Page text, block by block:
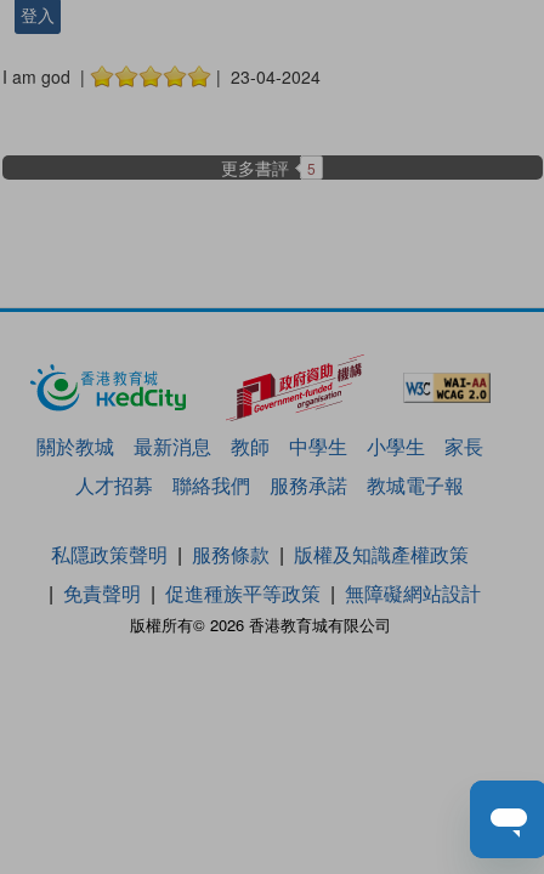
登入
I am god | | 23-04-2024
更多書評 5
關於教城 最新消息 教師 中學生 小學生
家長
人才招募
聯絡我們 服務承諾 教城電子報
版權所有© 2026 香港教育城有限公司
私隱政策聲明 服務條款
版權及知識產權政策
免責聲明
促進種族平等政策 無障礙網站設計